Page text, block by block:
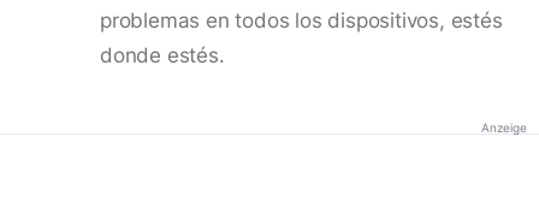
problemas en todos los dispositivos, estés
donde estés.
Anzeige